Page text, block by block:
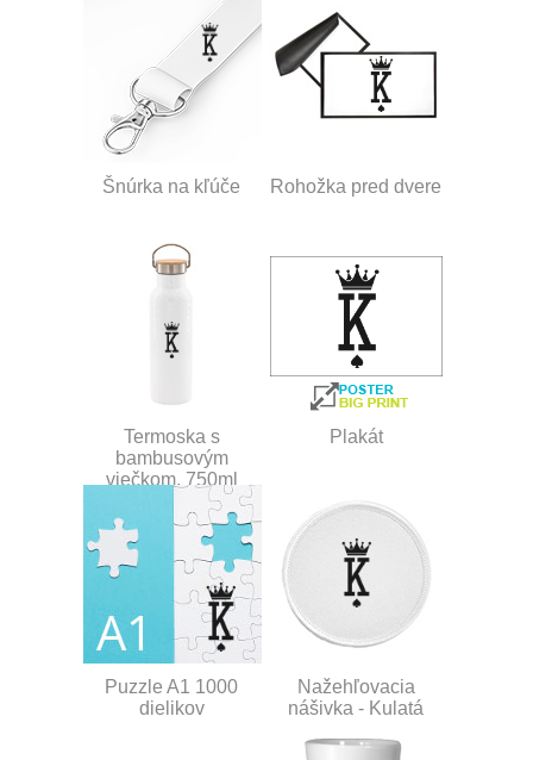
Šnúrka na kľúče Rohožka pred dvere
Termoska s
bambusovým
viečkom, 750ml
Plakát
Puzzle A1 1000
dielikov
Nažehľovacia
nášivka - Kulatá